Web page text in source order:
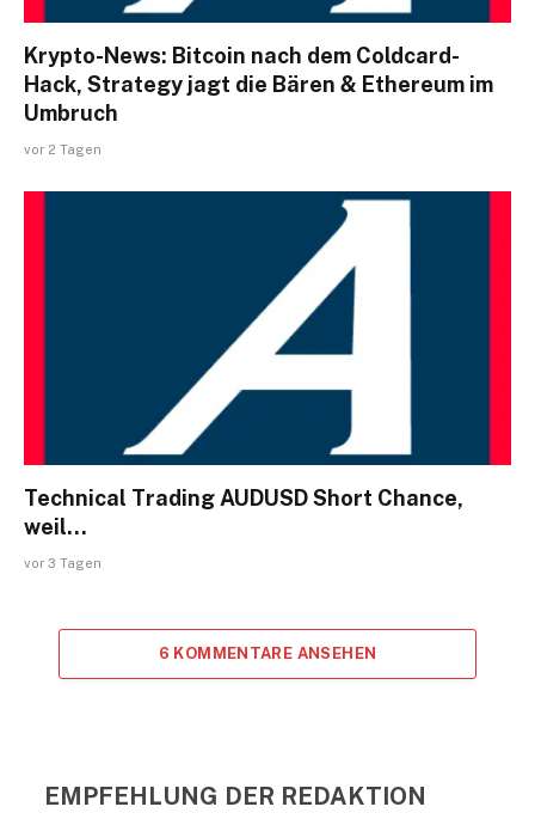
Krypto-News: Bitcoin nach dem Coldcard-
Hack, Strategy jagt die Bären & Ethereum im
Umbruch
vor 2 Tagen
Technical Trading AUDUSD Short Chance,
weil…
vor 3 Tagen
6 KOMMENTARE ANSEHEN
EMPFEHLUNG DER REDAKTION